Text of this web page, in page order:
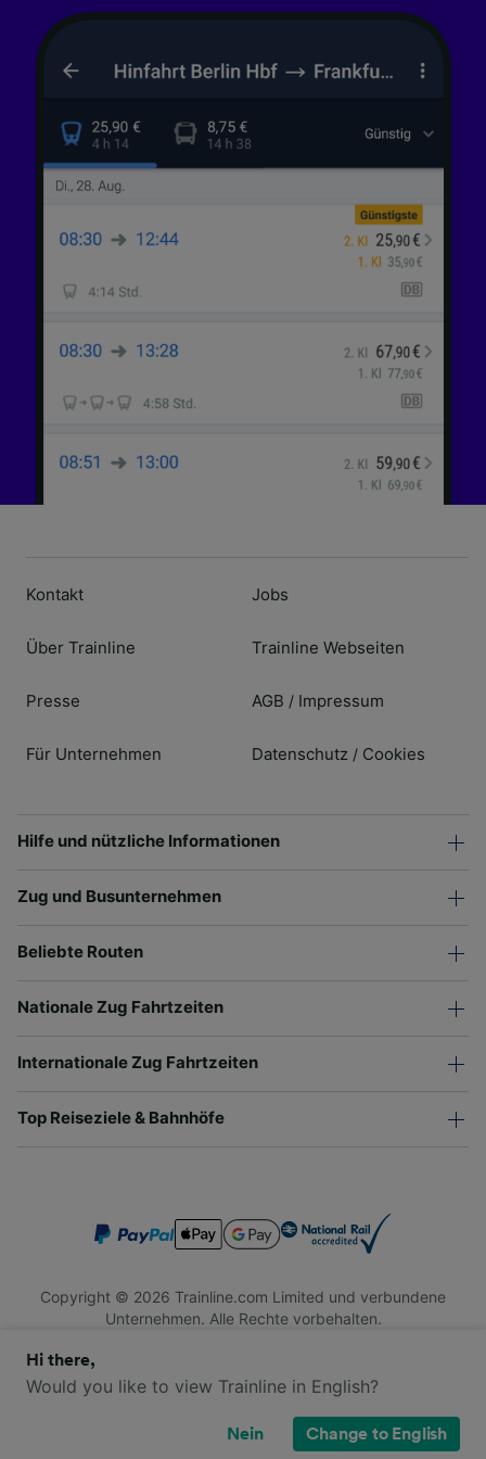
Kontakt
Über Trainline
Presse
Für Unternehmen
Jobs
Trainline Webseiten
AGB / Impressum
Datenschutz / Cookies
Hilfe und nützliche Informationen
Zug und Busunternehmen
Beliebte Routen
Nationale Zug Fahrtzeiten
Internationale Zug Fahrtzeiten
Top Reiseziele & Bahnhöfe
Copyright © 2026 Trainline.com Limited und verbundene
Unternehmen. Alle Rechte vorbehalten.
Firmennummer 3846791. Registrierte Adresse: 1 Stonecutter
St, London EC4A 4AH, United Kingdom. USt-IdNr.: 791 7261
Hi there,
Would you like to view Trainline in English?
Nein Change to English
Folgendes bereitzustellen:
Endgeräteeigenschaften zur Identifikation
Personalisierte Werbung und Inhalte, Messung
Inhalten, Zielgruppenforschung sowie
Entwicklung und Verbesserung von